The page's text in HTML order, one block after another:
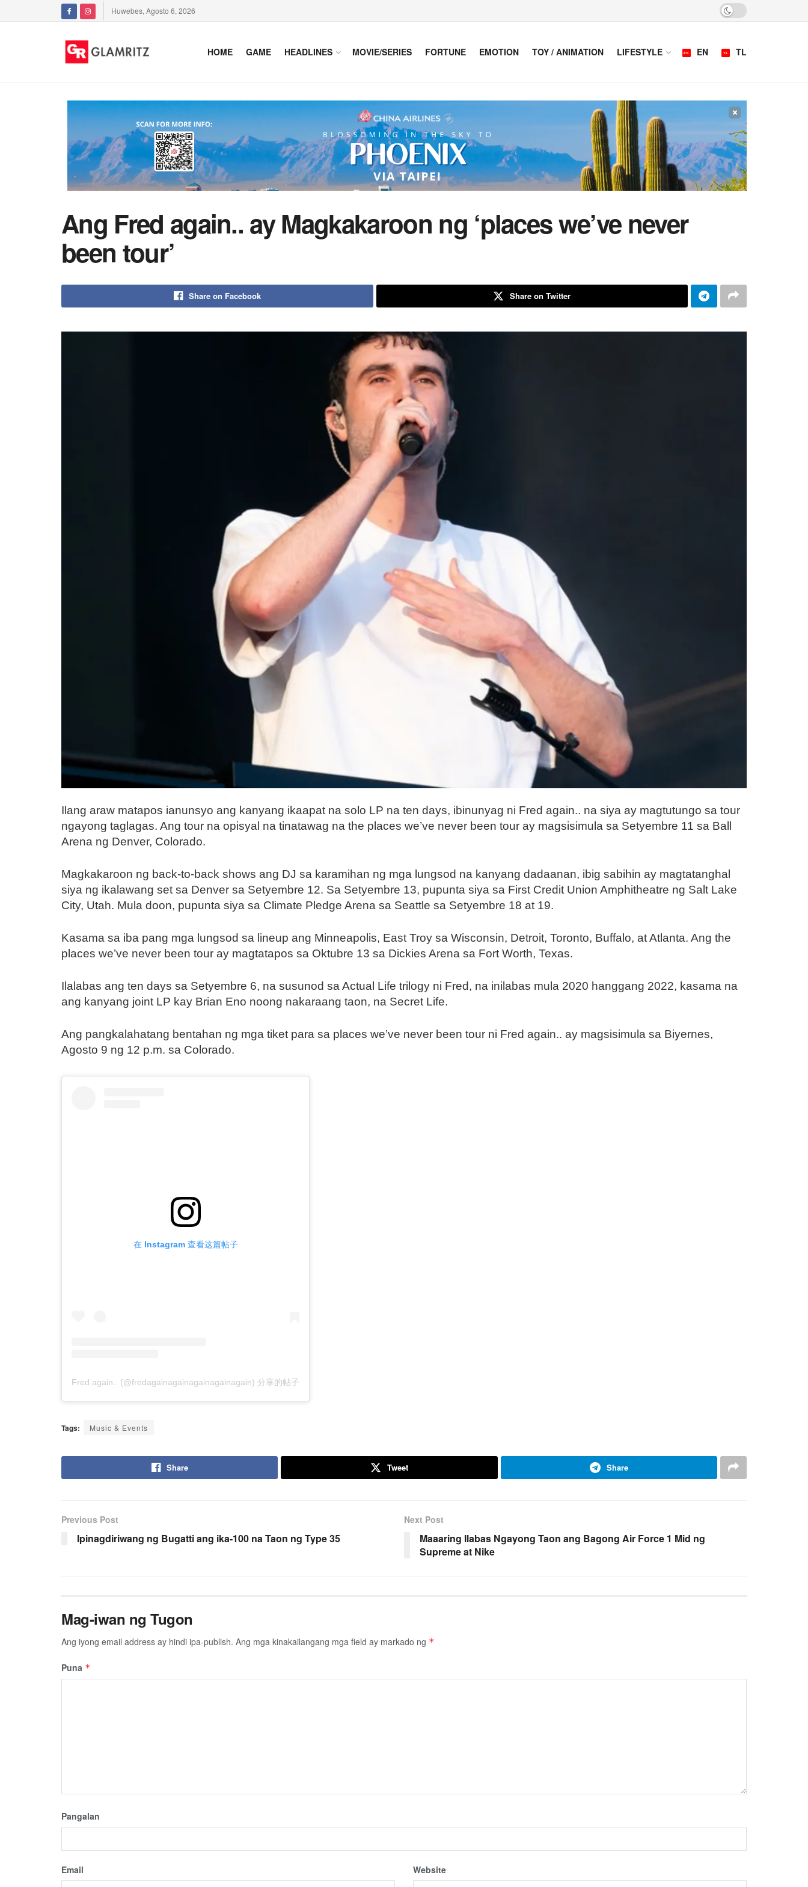
Huwebes, Agosto 6, 2026
HOME GAME HEADLINES MOVIE/SERIES FORTUNE EMOTION TOY / ANIMATION LIFESTYLE EN TL
×
Ang Fred again.. ay Magkakaroon ng ‘places we’ve never
been tour’
Share on Facebook Share on Twitter
Ilang araw matapos ianunsyo ang kanyang ikaapat na solo LP na ten days, ibinunyag ni Fred again.. na siya ay magtutungo sa tour
ngayong taglagas. Ang tour na opisyal na tinatawag na the places we’ve never been tour ay magsisimula sa Setyembre 11 sa Ball
Arena ng Denver, Colorado.
Magkakaroon ng back-to-back shows ang DJ sa karamihan ng mga lungsod na kanyang dadaanan, ibig sabihin ay magtatanghal
siya ng ikalawang set sa Denver sa Setyembre 12. Sa Setyembre 13, pupunta siya sa First Credit Union Amphitheatre ng Salt Lake
City, Utah. Mula doon, pupunta siya sa Climate Pledge Arena sa Seattle sa Setyembre 18 at 19.
Kasama sa iba pang mga lungsod sa lineup ang Minneapolis, East Troy sa Wisconsin, Detroit, Toronto, Buffalo, at Atlanta. Ang the
places we’ve never been tour ay magtatapos sa Oktubre 13 sa Dickies Arena sa Fort Worth, Texas.
Ilalabas ang ten days sa Setyembre 6, na susunod sa Actual Life trilogy ni Fred, na inilabas mula 2020 hanggang 2022, kasama na
ang kanyang joint LP kay Brian Eno noong nakaraang taon, na Secret Life.
Ang pangkalahatang bentahan ng mga tiket para sa places we’ve never been tour ni Fred again.. ay magsisimula sa Biyernes,
Agosto 9 ng 12 p.m. sa Colorado.
在 Instagram 查看这篇帖子
Fred again.. (@fredagainagainagainagainagain) 分享的帖子
Tags: Music & Events
Share Tweet Share
Previous Post
Ipinagdiriwang ng Bugatti ang ika-100 na Taon ng Type 35
Next Post
Maaaring Ilabas Ngayong Taon ang Bagong Air Force 1 Mid ng
Supreme at Nike
Mag-iwan ng Tugon
Ang iyong email address ay hindi ipa-publish. Ang mga kinakailangang mga field ay markado ng *
Puna *
Pangalan
Email Website